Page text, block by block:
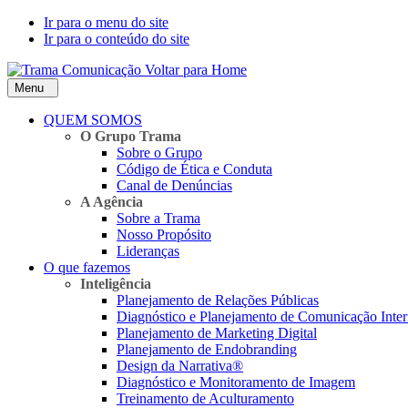
Ir para o menu do site
Ir para o conteúdo do site
Voltar para Home
Menu
QUEM SOMOS
O Grupo Trama
Sobre o Grupo
Código de Ética e Conduta
Canal de Denúncias
A Agência
Sobre a Trama
Nosso Propósito
Lideranças
O que fazemos
Inteligência
Planejamento de Relações Públicas
Diagnóstico e Planejamento de Comunicação
Planejamento de Marketing Digital
Planejamento de Endobranding
Design da Narrativa®
Diagnóstico e Monitoramento de Imagem
Treinamento de Aculturamento